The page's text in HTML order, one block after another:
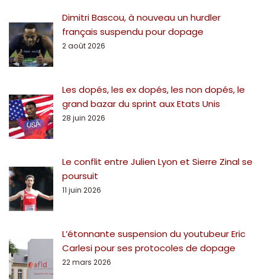
Dimitri Bascou, à nouveau un hurdler
français suspendu pour dopage
2 août 2026
Les dopés, les ex dopés, les non dopés, le
grand bazar du sprint aux Etats Unis
28 juin 2026
Le conflit entre Julien Lyon et Sierre Zinal se
poursuit
11 juin 2026
L’étonnante suspension du youtubeur Eric
Carlesi pour ses protocoles de dopage
22 mars 2026